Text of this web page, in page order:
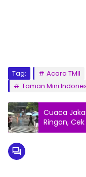
Tag: Acara TMII
Taman Mini
Cuaca
Ringan,